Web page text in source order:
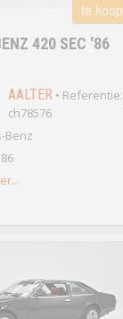
te koop
420 SEC '86
AALTER• Referentie:
ch78576
Benz